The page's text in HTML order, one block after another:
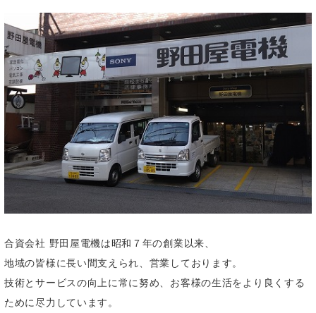
合資会社 野田屋電機は昭和７年の創業以来、
地域の皆様に長い間支えられ、営業しております。
技術とサービスの向上に常に努め、お客様の生活をより良くする
ために尽力しています。